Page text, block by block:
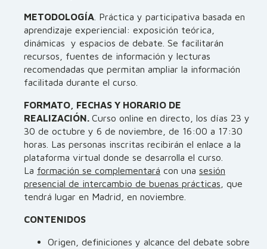
METODOLOGÍA . Práctica y participativa basada en
aprendizaje experiencial: exposición teórica,
dinámicas y espacios de debate. Se facilitarán
recursos, fuentes de información y lecturas
recomendadas que permitan ampliar la información
facilitada durante el curso.
FORMATO, FECHAS Y HORARIO DE
REALIZACIÓN. Curso online en directo, los días 23 y
30 de octubre y 6 de noviembre, de 16:00 a 17:30
horas. Las personas inscritas recibirán el enlace a la
plataforma virtual donde se desarrolla el curso.
La formación se complementará con una sesión
presencial de intercambio de buenas prácticas , que
tendrá lugar en Madrid, en noviembre.
CONTENIDOS
Origen, definiciones y alcance del debate sobre